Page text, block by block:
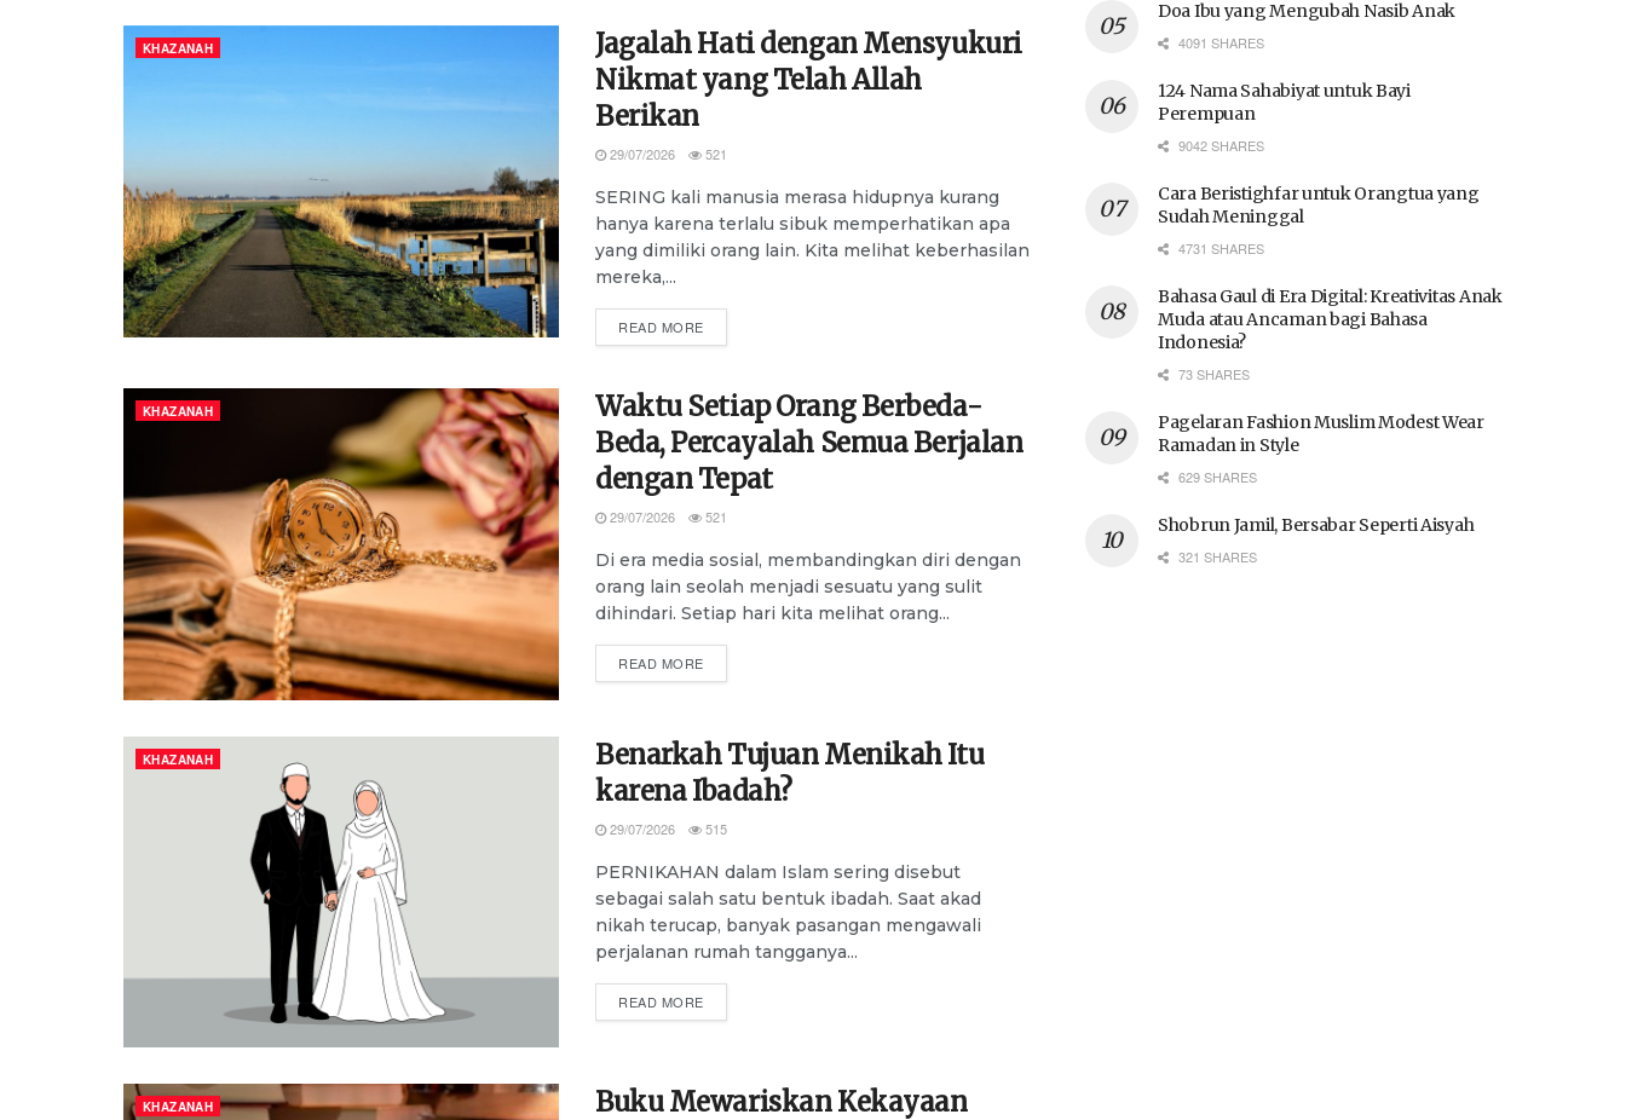
KHAZANAH
Jagalah Hati dengan Mensyukuri
Nikmat yang Telah Allah
Berikan
29/07/2026 521
SERING kali manusia merasa hidupnya kurang
hanya karena terlalu sibuk memperhatikan apa
yang dimiliki orang lain. Kita melihat keberhasilan
mereka,...
READ MOREDETAILS
KHAZANAH
Waktu Setiap Orang Berbeda-
Beda, Percayalah Semua Berjalan
dengan Tepat
29/07/2026 521
Di era media sosial, membandingkan diri dengan
orang lain seolah menjadi sesuatu yang sulit
dihindari. Setiap hari kita melihat orang...
READ MOREDETAILS
KHAZANAH
Benarkah Tujuan Menikah Itu
karena Ibadah?
29/07/2026 515
PERNIKAHAN dalam Islam sering disebut
sebagai salah satu bentuk ibadah. Saat akad
nikah terucap, banyak pasangan mengawali
perjalanan rumah tangganya...
READ MOREDETAILS
KHAZANAH Buku Mewariskan Kekayaan
Doa Ibu yang Mengubah Nasib Anak
4091 SHARES
124 Nama Sahabiyat untuk Bayi
Perempuan
9042 SHARES
Cara Beristighfar untuk Orangtua yang
Sudah Meninggal
4731 SHARES
Bahasa Gaul di Era Digital: Kreativitas Anak
Muda atau Ancaman bagi Bahasa
Indonesia?
73 SHARES
Pagelaran Fashion Muslim Modest Wear
Ramadan in Style
629 SHARES
Shobrun Jamil, Bersabar Seperti Aisyah
321 SHARES